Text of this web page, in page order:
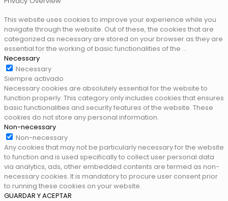
This website uses cookies to improve your experience while you
navigate through the website. Out of these, the cookies that are
categorized as necessary are stored on your browser as they are
essential for the working of basic functionalities of the ...
Necessary
Necessary
Siempre activado
Necessary cookies are absolutely essential for the website to
function properly. This category only includes cookies that ensures
basic functionalities and security features of the website. These
cookies do not store any personal information.
Non-necessary
Non-necessary
Any cookies that may not be particularly necessary for the website
to function and is used specifically to collect user personal data
via analytics, ads, other embedded contents are termed as non-
necessary cookies. It is mandatory to procure user consent prior
to running these cookies on your website.
GUARDAR Y ACEPTAR